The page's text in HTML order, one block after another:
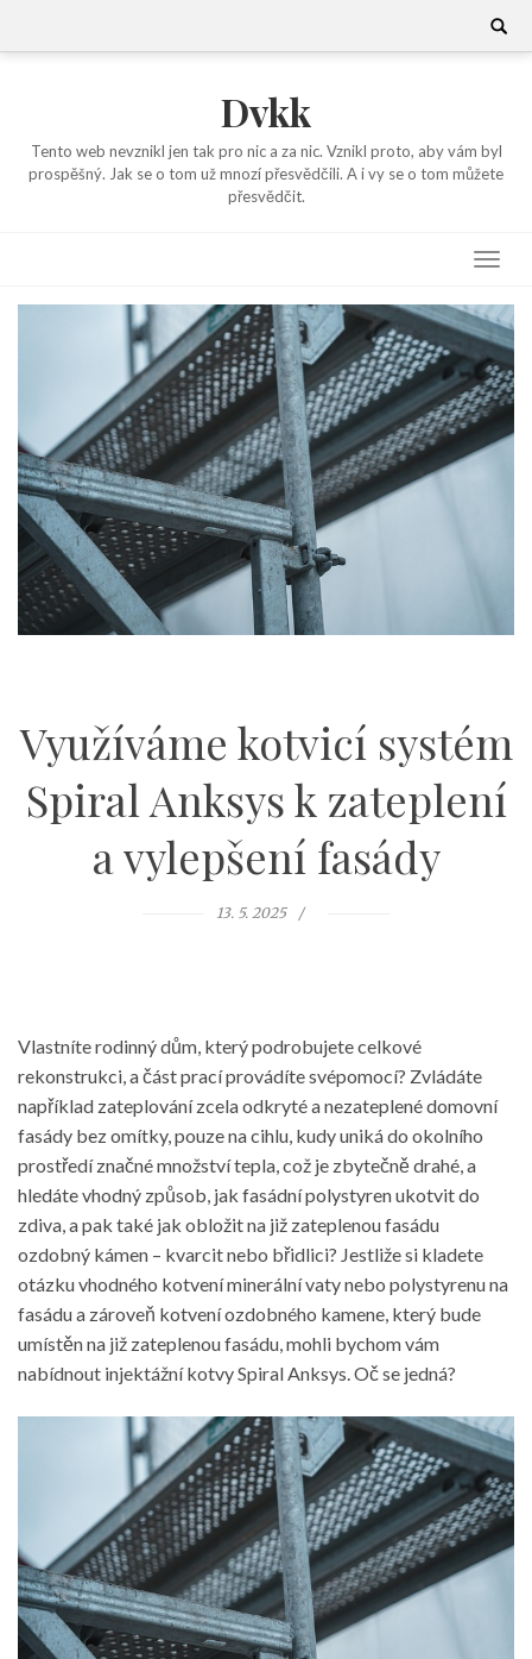
Search
Dvkk
Tento web nevznikl jen tak pro nic a za nic. Vznikl proto, aby vám byl
prospěšný. Jak se o tom už mnozí přesvědčili. A i vy se o tom můžete
přesvědčit.
Využíváme kotvicí systém
Spiral Anksys k zateplení
a vylepšení fasády
13. 5. 2025
Vlastníte rodinný dům, který podrobujete celkové
rekonstrukci, a část prací provádíte svépomocí? Zvládáte
například zateplování zcela odkryté a nezateplené domovní
fasády bez omítky, pouze na cihlu, kudy uniká do okolního
prostředí značné množství tepla, což je zbytečně drahé, a
hledáte vhodný způsob, jak fasádní polystyren ukotvit do
zdiva, a pak také jak obložit na již zateplenou fasádu
ozdobný kámen – kvarcit nebo břidlici? Jestliže si kladete
otázku vhodného kotvení minerální vatynebo polystyrenu na
fasádu a zároveň kotvení ozdobného kamene, který bude
umístěn na již zateplenou fasádu, mohli bychom vám
nabídnout injektážní kotvy Spiral Anksys. Oč se jedná?